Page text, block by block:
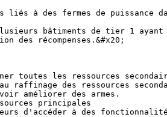
à des fermes de puissance
bâtiments de tier 1
des récompenses.&#x20;
toutes les ressources
raffinage des ressources
améliorer des armes.
principales
d'accéder à des